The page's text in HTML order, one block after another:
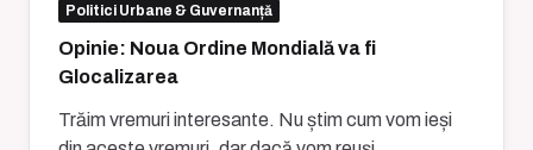
Politici Urbane & Guvernanță
Opinie: Noua Ordine Mondială va fi
Glocalizarea
Trăim vremuri interesante. Nu știm cum vom ieși